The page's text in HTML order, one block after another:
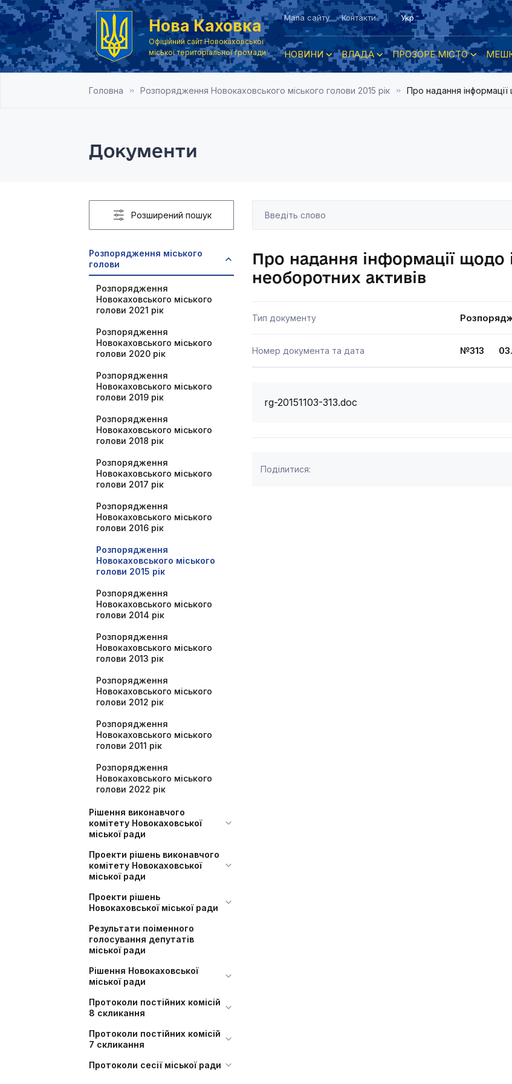
Нова Каховка
Офіційний сайт Новокаховської
міської територіальної громади
Мапа сайту Контакти Укр
НОВИНИ ВЛАДА ПРОЗОРЕ МІСТО
Головна Розпорядження Новокаховського міського голови 2015 рік Про надання інформації
Документи
Розширений пошук
Розпорядження міського
голови
Розпорядження
Новокаховського міського
голови 2021 рік
Розпорядження
Новокаховського міського
голови 2020 рік
Розпорядження
Новокаховського міського
голови 2019 рік
Розпорядження
Новокаховського міського
голови 2018 рік
Розпорядження
Новокаховського міського
голови 2017 рік
Розпорядження
Новокаховського міського
голови 2016 рік
Розпорядження
Новокаховського міського
голови 2015 рік
Розпорядження
Новокаховського міського
голови 2014 рік
Розпорядження
Новокаховського міського
голови 2013 рік
Розпорядження
Новокаховського міського
голови 2012 рік
Розпорядження
Новокаховського міського
голови 2011 рік
Розпорядження
Новокаховського міського
голови 2022 рік
Рішення виконавчого
комітету Новокаховської
міської ради
Проекти рішень виконавчого
комітету Новокаховської
міської ради
Проекти рішень
Новокаховської міської ради
Результати поіменного
голосування депутатів
міської ради
Рішення Новокаховської
міської ради
Протоколи постійних комісій
8 скликання
Протоколи постійних комісій
7 скликання
Протоколи сесії міської ради
Про надання інформації щодо
необоротних активів
Тип документу
Номер документа та дата №313
rg-20151103-313.doc
Поділитися: